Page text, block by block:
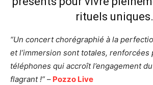
rituels uniques.
“Un concert chorégraphié à la
et l’immersion sont totales, renforcées
téléphones qui accroît l’engagement
flagrant !” – Pozzo Live